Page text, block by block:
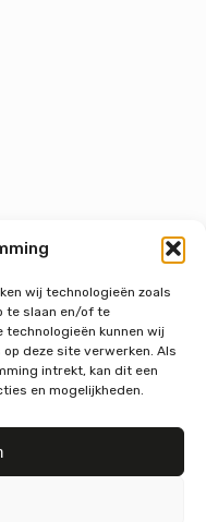
wij technologieën zoals
te slaan en/of te
technologieën kunnen wij
deze site verwerken. Als
intrekt, kan dit een
en mogelijkheden.